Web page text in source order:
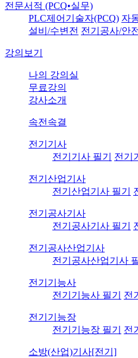
전문서적 (PCQ•실무)
PLC제어기술자(PCQ) 자
설비/수변전 전기공사/안전
강의보기
나의 강의실
무료강의
강사소개
속전속결
전기기사
전기기사 필기
전기
전기산업기사
전기산업기사 필기
전기공사기사
전기공사기사 필기
전기공사산업기사
전기공사산업기사
전기기능사
전기기능사 필기
전
전기기능장
전기기능장 필기
전
소방(산업)기사[전기]